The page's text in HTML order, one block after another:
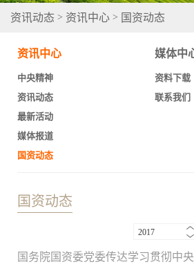
资讯动态 > 资讯中心 > 国资动态
资讯中心
中央精神
资讯动态
最新活动
媒体报道
国资动态
媒体中
资料下载
联系我们
国资动态
2017